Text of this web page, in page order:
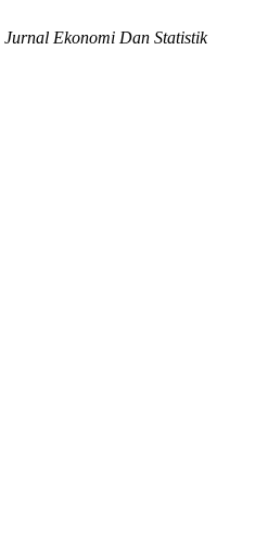
Jurnal Ekonomi Dan Statistik